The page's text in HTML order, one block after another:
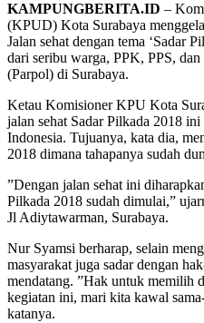
KAMPUNGBERITA.ID –
(KPUD) Kota Surabaya
Jalan sehat dengan tema ‘Sadar
dari seribu warga, PPK, PPS,
(Parpol) di Surabaya.
Ketau Komisioner KPU Kota
jalan sehat Sadar Pilkada 2018
Indonesia. Tujuanya, kata dia,
2018 dimana tahapanya sudah
”Dengan jalan sehat ini
Pilkada 2018 sudah dimulai,”
Jl Adiytawarman, Surabaya.
Nur Syamsi berharap, selain
masyarakat juga sadar dengan
mendatang. ”Hak untuk memilih
kegiatan ini, mari kita kawal
katanya.